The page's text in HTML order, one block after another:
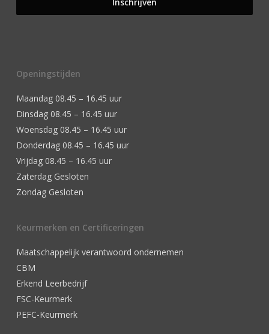
Openingstijden
Maandag 08.45 – 16.45 uur
Dinsdag 08.45 – 16.45 uur
Woensdag 08.45 – 16.45 uur
Donderdag 08.45 – 16.45 uur
Vrijdag 08.45 – 16.45 uur
Zaterdag Gesloten
Zondag Gesloten
Keurmerken en Certificeringen
Maatschappelijk verantwoord ondernemen
CBM
Erkend Leerbedrijf
FSC-Keurmerk
PEFC-Keurmerk